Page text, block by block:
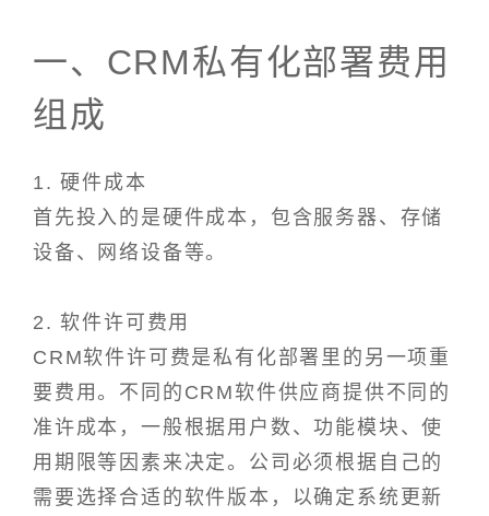
一、CRM私有化部署费用
组成
1. 硬件成本
首先投入的是硬件成本，包含服务器、存储
设备、网络设备等。
2. 软件许可费用
CRM软件许可费是私有化部署里的另一项重
要费用。不同的CRM软件供应商提供不同的
准许成本，一般根据用户数、功能模块、使
用期限等因素来决定。公司必须根据自己的
需要选择合适的软件版本，以确定系统更新